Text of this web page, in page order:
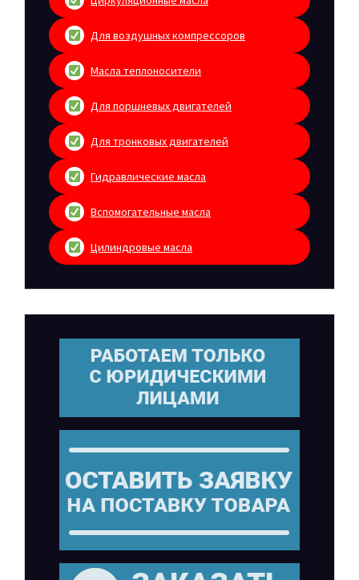
Для воздушных компрессоров
Масла теплоносители
Для поршневых двигателей
Для тронковых двигателей
Гидравлические масла
Вспомогательные масла
Цилиндровые масла